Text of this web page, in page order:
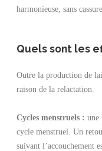
harmonieuse, sans
Quels sont les
Outre la production de
raison de la relactation.
Cycles menstruels : une
cycle menstruel. Un
suivant l’accouchement